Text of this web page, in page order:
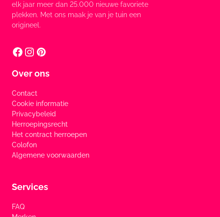
elk jaar meer dan 25.000 nieuwe favoriete
plekken. Met ons maak je van je tuin een
origineel.
Over ons
Contact
Cookie informatie
Privacybeleid
Herroepingsrecht
Het contract herroepen
Colofon
Algemene voorwaarden
Services
FAQ